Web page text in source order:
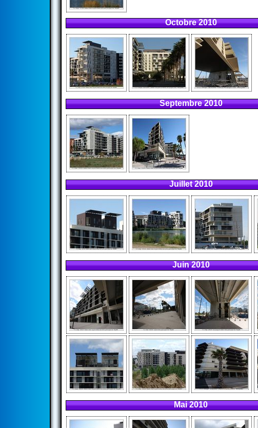
Octobre 2010
Septembre 2010
Juillet 2010
Juin 2010
Mai 2010